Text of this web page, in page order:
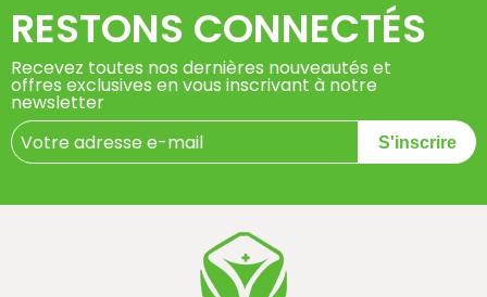
RESTONS CONNECTÉS
Recevez toutes nos dernières nouveautés et
offres exclusives en vous inscrivant à notre
newsletter
S'inscrire